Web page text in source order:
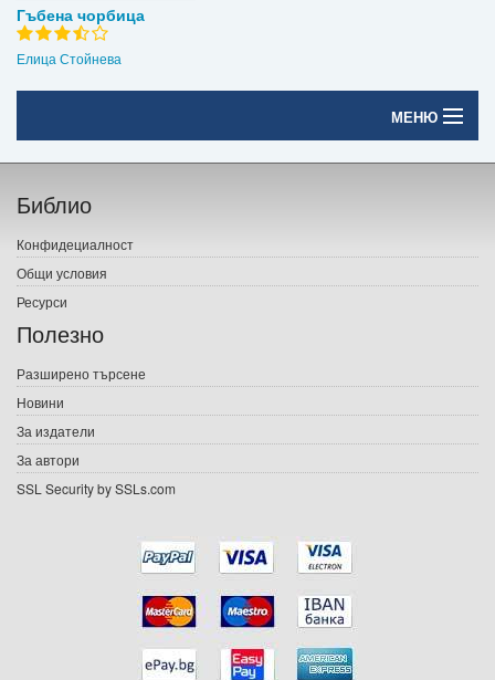
Регистрация
Гъбена чорбица
Елица Стойнева
МЕНЮ
Начало
Печатни книги
Електронни книги
Е-списания
Подаръци
Ваучери
Библио
Конфидециалност
Общи условия
Ресурси
Полезно
Разширено търсене
Новини
За издатели
За автори
SSL Security by SSLs.com